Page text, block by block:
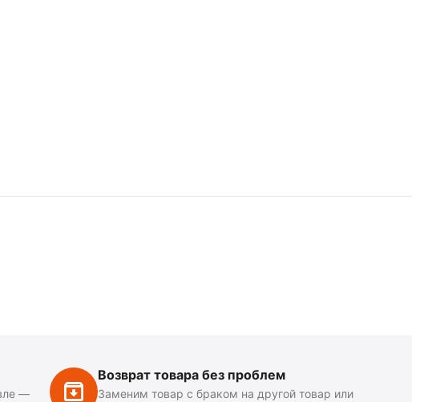
—
Возврат товара без проблем
Заменим товар с браком на другой товар или